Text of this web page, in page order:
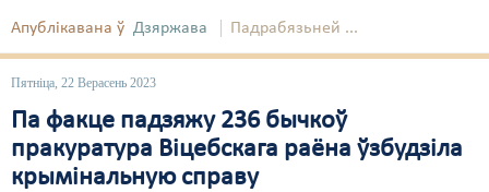
Апублікавана ў Дзяржава Падрабязьней ...
Пятніца, 22 Верасень 2023
Па факце падзяжу 236 бычкоў
пракуратура Віцебскага раёна ўзбудзіла
крымінальную справу